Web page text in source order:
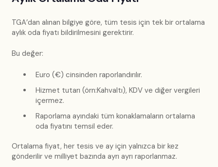
TGA’dan alınan bilgiye göre, tüm tesis için tek bir ortalama
aylık oda fiyatı bildirilmesini gerektirir.
Bu değer:
Euro (€) cinsinden raporlandırılır.
Hizmet tutarı (örn:Kahvaltı), KDV ve diğer vergileri
içermez.
Raporlama ayındaki tüm konaklamaların ortalama
oda fiyatını temsil eder.
Ortalama fiyat, her tesis ve ay için yalnızca bir kez
gönderilir ve milliyet bazında ayrı ayrı raporlanmaz.